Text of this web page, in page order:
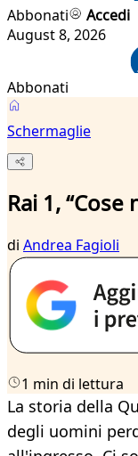
Abbonati
Accedi
August 8, 2026
Abbonati
Schermaglie
Rai 1,
di Andrea Fagioli
1 min di lettura
La storia della
degli uomini